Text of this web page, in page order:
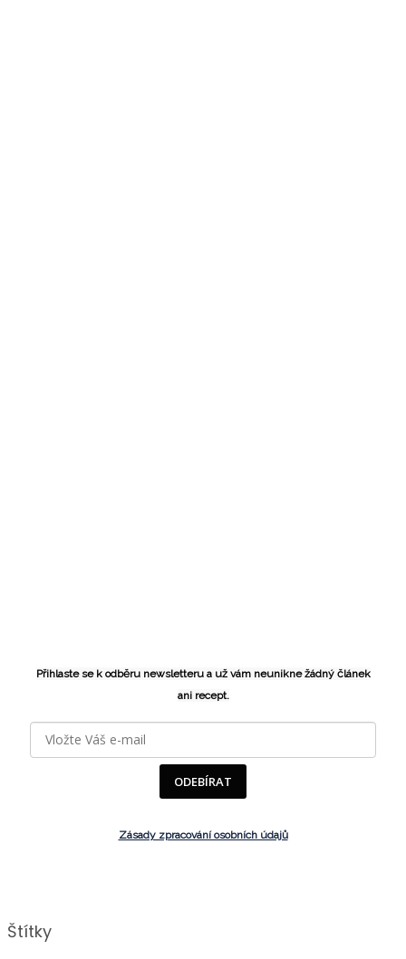
Přihlaste se k odběru newsletteru a už vám neunikne žádný článek
ani recept.
ODEBÍRAT
Zásady zpracování osobních údajů
Štítky